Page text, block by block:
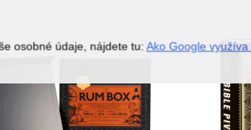
osobné údaje, nájdete tu:Ako Google využíva